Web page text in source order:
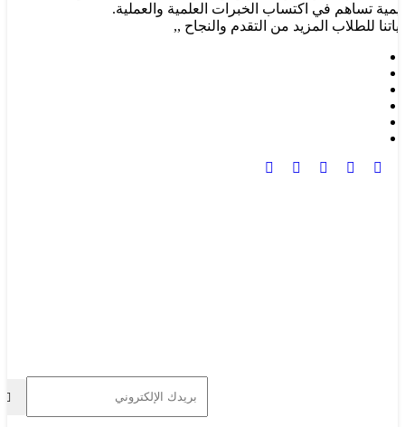
تساهم في اكتساب الخبرات العلمية والعملية.
للطلاب المزيد من التقدم والنجاح ,,